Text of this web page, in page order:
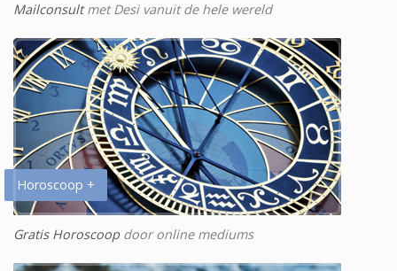
Mailconsultmet Desi vanuit de hele wereld
Horoscoop +
Gratis Horoscoopdoor online mediums